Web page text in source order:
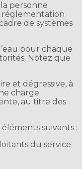
personne
réglementation
de systèmes
pour chaque
Notez que
et dégressive, à
charge
au titre des
suivants :
du service